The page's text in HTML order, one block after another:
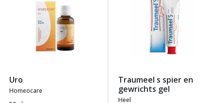
uro
homeocare
traumeel s spier en
gewrichts gel
heel